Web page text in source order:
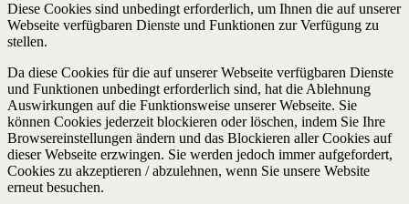
Diese Cookies sind unbedingt erforderlich, um Ihnen die auf unserer
Webseite verfügbaren Dienste und Funktionen zur Verfügung zu
stellen.
Da diese Cookies für die auf unserer Webseite verfügbaren Dienste
und Funktionen unbedingt erforderlich sind, hat die Ablehnung
Auswirkungen auf die Funktionsweise unserer Webseite. Sie
können Cookies jederzeit blockieren oder löschen, indem Sie Ihre
Browsereinstellungen ändern und das Blockieren aller Cookies auf
dieser Webseite erzwingen. Sie werden jedoch immer aufgefordert,
Cookies zu akzeptieren / abzulehnen, wenn Sie unsere Website
erneut besuchen.